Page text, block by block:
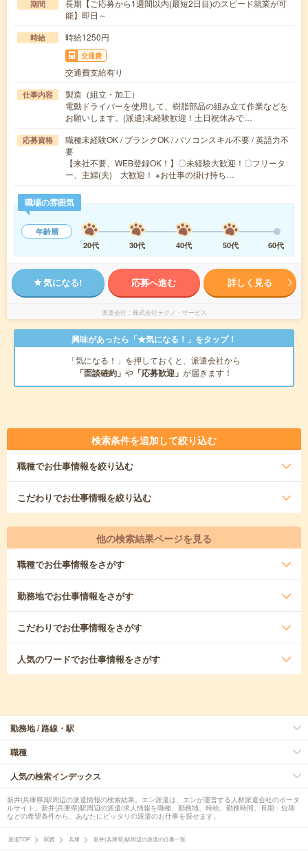
期間
長期【ご応募から1週間以内(最短2日目)のスピード就業が可
能】即日～
時給 時給1250円
交通費
交通費支給有り
仕事内容
製造（組立・加工）
電動ドライバーを使用して、樹脂部品の組み立て作業などを
お願いします。(派遣)未経験歓迎！土日祝休みで…
応募資格
職種未経験OK / ブランクOK / パソコンスキル不要 / 英語力不
要
【来社不要、WEB登録OK！】〇未経験大歓迎！〇フリータ
ー、主婦(夫) 大歓迎！ ※お仕事の掛け持ち…
職場の雰囲気
年齢層
20代
30代 40代 50代 60代
気になる! 応募へ進む 詳しく見る
派遣会社 株式会社テクノ・サービス
興味があったら「★気になる！」をタップ！
「気になる！」を押しておくと、派遣会社から
「面談確約」 や 「応募歓迎」 が届きます！
検索条件を追加して絞り込む
職種でお仕事情報を絞り込む
こだわりでお仕事情報を絞り込む
他の検索結果ページを見る
職種でお仕事情報をさがす
勤務地でお仕事情報をさがす
こだわりでお仕事情報をさがす
人気のワードでお仕事情報をさがす
勤務地 / 路線・駅
職種
人気の検索インデックス
新井(兵庫県)駅周辺の派遣情報の検索結果。エン派遣は、エンが運営する人材派遣会社のポータ
ルサイト。新井(兵庫県)駅周辺の派遣/求人情報を職種、勤務地、時給、勤務時間、長期・短期
などの希望条件から、あなたにピッタリの派遣のお仕事を探せます。
派遣TOP 関西 兵庫 新井(兵庫県)駅周辺の派遣の仕事一覧